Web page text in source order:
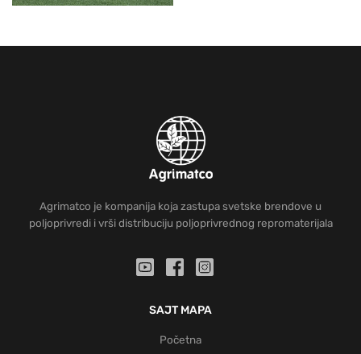
Agrimatco je kompanija koja zastupa svetske brendove u
poljoprivredi i vrši distribuciju poljoprivrednog repromaterijala
SAJT MAPA
Početna